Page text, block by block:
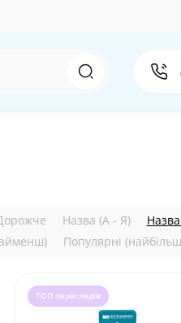
Назва (А - Я)
Популярні
ТОП переглядів